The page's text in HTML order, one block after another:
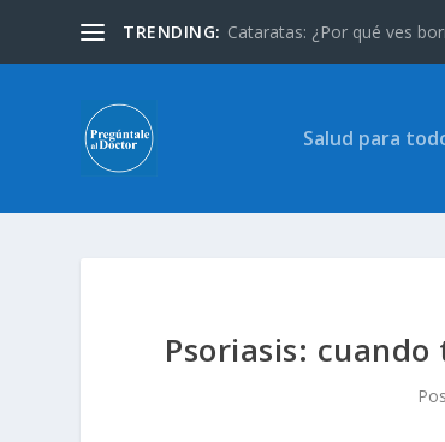
TRENDING: Cataratas: ¿Por qué ves
Salud para
Psoriasis: